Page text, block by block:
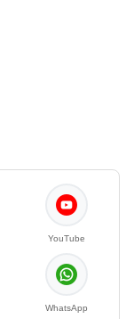
YouTube
WhatsApp